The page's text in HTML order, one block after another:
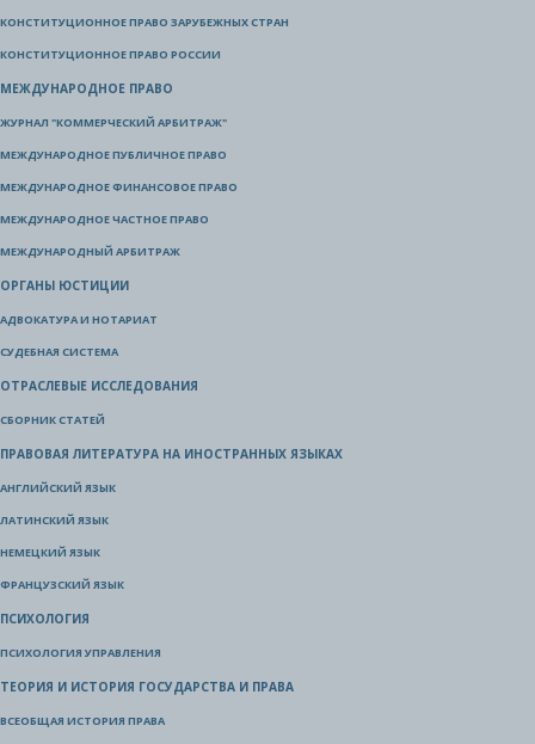
КОНСТИТУЦИОННОЕ ПРАВО ЗАРУБЕЖНЫХ СТРАН
КОНСТИТУЦИОННОЕ ПРАВО РОССИИ
МЕЖДУНАРОДНОЕ ПРАВО
ЖУРНАЛ "КОММЕРЧЕСКИЙ АРБИТРАЖ"
МЕЖДУНАРОДНОЕ ПУБЛИЧНОЕ ПРАВО
МЕЖДУНАРОДНОЕ ФИНАНСОВОЕ ПРАВО
МЕЖДУНАРОДНОЕ ЧАСТНОЕ ПРАВО
МЕЖДУНАРОДНЫЙ АРБИТРАЖ
ОРГАНЫ ЮСТИЦИИ
АДВОКАТУРА И НОТАРИАТ
СУДЕБНАЯ СИСТЕМА
ОТРАСЛЕВЫЕ ИССЛЕДОВАНИЯ
СБОРНИК СТАТЕЙ
ПРАВОВАЯ ЛИТЕРАТУРА НА ИНОСТРАННЫХ ЯЗЫКАХ
АНГЛИЙСКИЙ ЯЗЫК
ЛАТИНСКИЙ ЯЗЫК
НЕМЕЦКИЙ ЯЗЫК
ФРАНЦУЗСКИЙ ЯЗЫК
ПСИХОЛОГИЯ
ПСИХОЛОГИЯ УПРАВЛЕНИЯ
ТЕОРИЯ И ИСТОРИЯ ГОСУДАРСТВА И ПРАВА
ВСЕОБЩАЯ ИСТОРИЯ ПРАВА